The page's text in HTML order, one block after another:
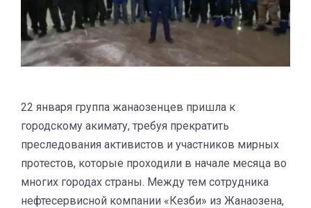
22 января группа жанаозенцев пришла к
городскому акимату, требуя прекратить
преследования активистов и участников мирных
протестов, которые проходили в начале месяца во
многих городах страны. Между тем сотрудника
нефтесервисной компании «Кезби» из Жанаозена,